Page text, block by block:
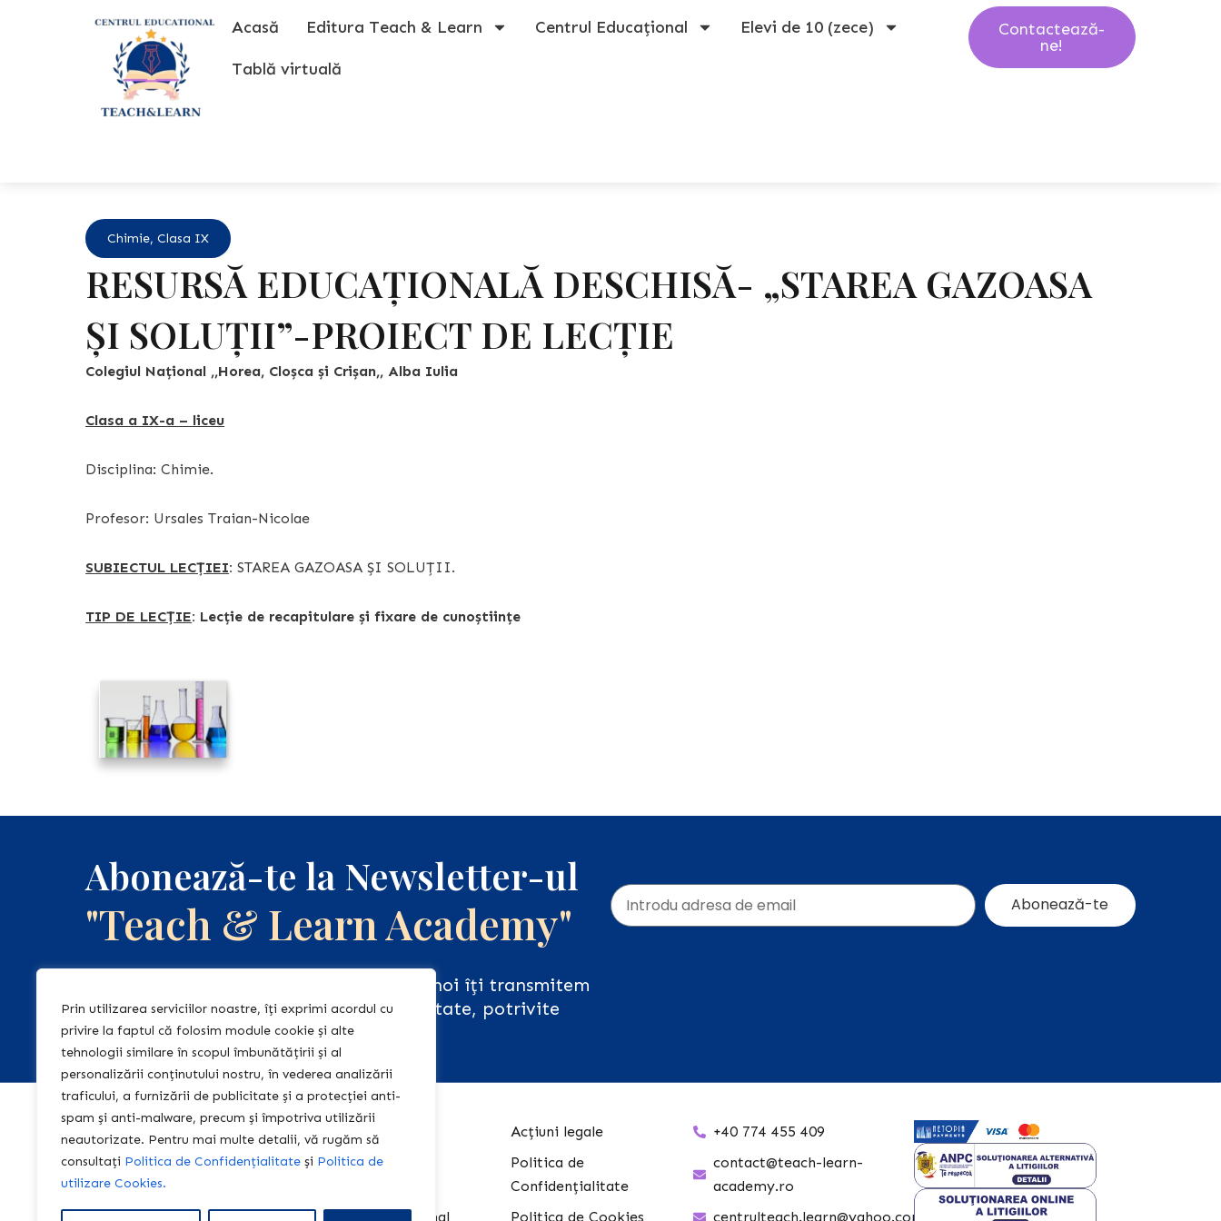
Prin utilizarea serviciilor noastre, îți exprimi acordul cu
privire la faptul că folosim module cookie și alte
tehnologii similare în scopul îmbunătățirii și al
personalizării conținutului nostru, în vederea analizării
traficului, a furnizării de publicitate și a protecției anti-
spam și anti-malware, precum și împotriva utilizării
neautorizate. Pentru mai multe detalii, vă rugăm să
consultați Politica de Confidențialitate și Politica de
utilizare Cookies.
Acasă Editura Teach & Learn Centrul Educațional Elevi de 10 (zece)
Tablă virtuală
Contactează-
ne!
Chimie,Clasa IX
RESURSĂ EDUCAȚIONALĂ DESCHISĂ- „STAREA GAZOASA
ȘI SOLUȚII”-PROIECT DE LECȚIE
Colegiul Național ,,Horea, Cloșca și Crișan,, Alba Iulia
Clasa a IX-a – liceu
Disciplina: Chimie.
Profesor: Ursales Traian-Nicolae
SUBIECTUL LECŢIEI: STAREA GAZOASA ȘI SOLUȚII.
TIP DE LECŢIE: Lecție de recapitulare și fixare de cunoștiințe
Abonează-te la Newsletter-ul
"Teach & Learn Academy"
Abonează-te la newsletter-ul nostru, iar noi îți transmitem
regulat informații relevante și de actualitate, potrivite
pentru tine!
Abonează-te
Acasă
Editura Teach &
Centrul Educațional
Acțiuni legale
Politica de
Confidențialitate
Politica de Cookies
+40 774 455 409
contact@teach-learn-
academy.ro
centrulteach.learn@yahoo.com